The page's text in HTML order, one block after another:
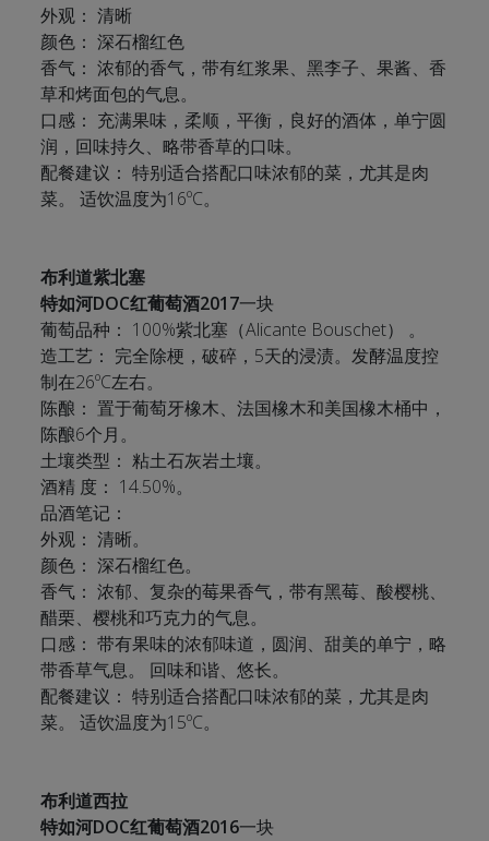
外观： 清晰
颜色： 深石榴红色
香气： 浓郁的香气，带有红浆果、黑李子、果酱、香
草和烤面包的气息。
口感： 充满果味，柔顺，平衡，良好的酒体，单宁圆
润，回味持久、略带香草的口味。
配餐建议： 特别适合搭配口味浓郁的菜，尤其是肉
菜。 适饮温度为16ºC。
布利道紫北塞
特如河DOC红葡萄酒2017一块
葡萄品种： 100%紫北塞（Alicante Bouschet） 。
造工艺： 完全除梗，破碎，5天的浸渍。发酵温度控
制在26ºC左右。
陈酿： 置于葡萄牙橡木、法国橡木和美国橡木桶中，
陈酿6个月。
土壤类型： 粘土石灰岩土壤。
酒精 度： 14.50%。
品酒笔记：
外观： 清晰。
颜色： 深石榴红色。
香气： 浓郁、复杂的莓果香气，带有黑莓、酸樱桃、
醋栗、樱桃和巧克力的气息。
口感： 带有果味的浓郁味道，圆润、甜美的单宁，略
带香草气息。 回味和谐、悠长。
配餐建议： 特别适合搭配口味浓郁的菜，尤其是肉
菜。 适饮温度为15ºC。
布利道西拉
特如河DOC红葡萄酒2016一块